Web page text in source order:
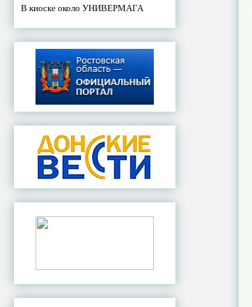
В киоске около УНИВЕРМАГА